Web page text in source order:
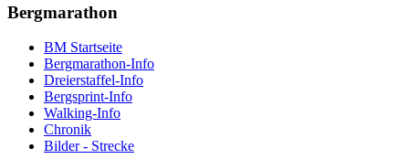
Bergmarathon
BM Startseite
Bergmarathon-Info
Dreierstaffel-Info
Bergsprint-Info
Walking-Info
Chronik
Bilder - Strecke